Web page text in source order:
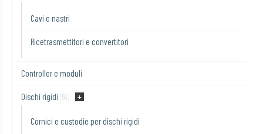
Cavi e nastri
Ricetrasmettitori e convertitori
Controller e moduli
Dischi rigidi (54)
Cornici e custodie per dischi rigidi